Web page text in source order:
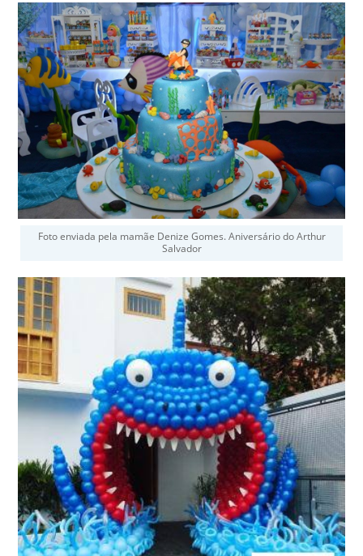
Foto enviada pela mamãe Denize Gomes. Aniversário do Arthur
Salvador